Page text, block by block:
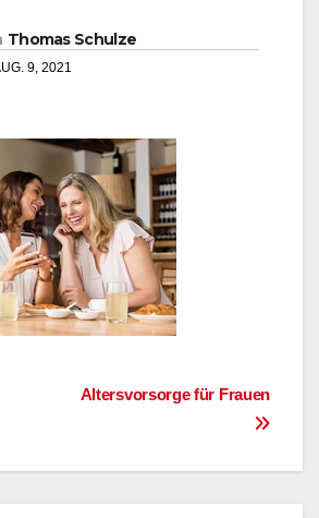
Thomas Schulze
9, 2021
Altersvorsorge für Frauen